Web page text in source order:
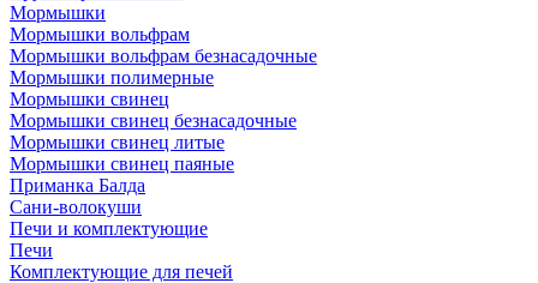
Мормышки
Мормышки вольфрам
Мормышки вольфрам безнасадочные
Мормышки полимерные
Мормышки свинец
Мормышки свинец безнасадочные
Мормышки свинец литые
Мормышки свинец паяные
Приманка Балда
Сани-волокуши
Печи и комплектующие
Печи
Комплектующие для печей